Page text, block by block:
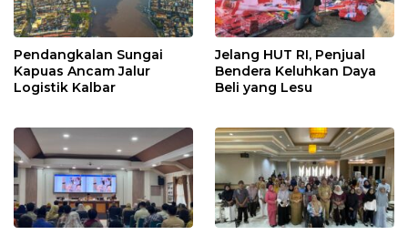
Pendangkalan Sungai
Kapuas Ancam Jalur
Logistik Kalbar
Jelang HUT RI, Penjual
Bendera Keluhkan Daya
Beli yang Lesu